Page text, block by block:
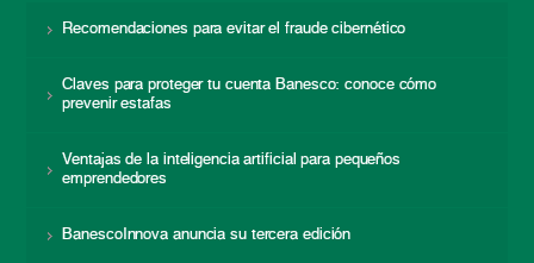
Recomendaciones para evitar el fraude cibernético
Claves para proteger tu cuenta Banesco: conoce cómo
prevenir estafas
Ventajas de la inteligencia artificial para pequeños
emprendedores
BanescoInnova anuncia su tercera edición